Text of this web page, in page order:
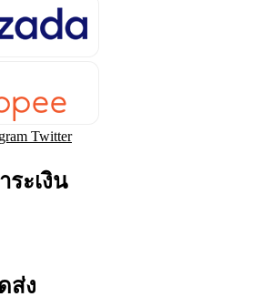
Twitter
ระเงิน
ส่ง